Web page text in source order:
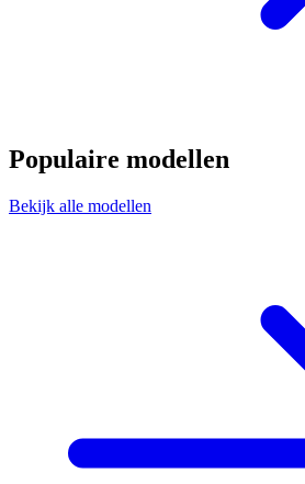
Populaire modellen
Bekijk alle modellen